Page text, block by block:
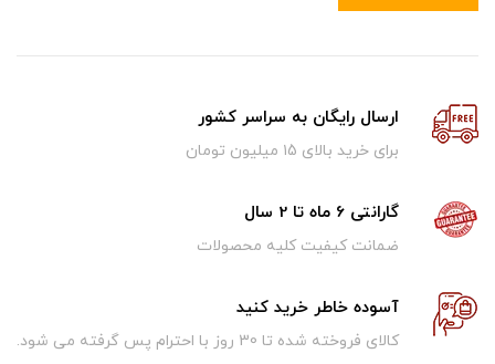
ارسال رایگان به سراسر کشور
برای خرید بالای ۱5 میلیون تومان
گارانتی 6 ماه تا 2 سال
ضمانت کیفیت کلیه محصولات
آسوده خاطر خرید کنید
کالای فروخته شده تا 30 روز با احترام پس گرفته می شود.